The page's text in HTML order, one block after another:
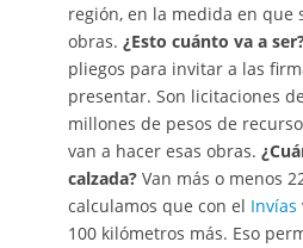
región, en la medida en que
obras. ¿Esto cuánto va a
pliegos para invitar a las
presentar. Son licitaciones
millones de pesos de
van a hacer esas obras.
calzada? Van más o menos
calculamos que con el Invías
100 kilómetros más. Eso